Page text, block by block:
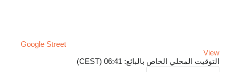
Google Street
View
التوقيت المحلي الخاص بالبائع: 06:41 (CEST)